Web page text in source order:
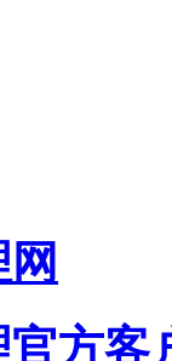
方客